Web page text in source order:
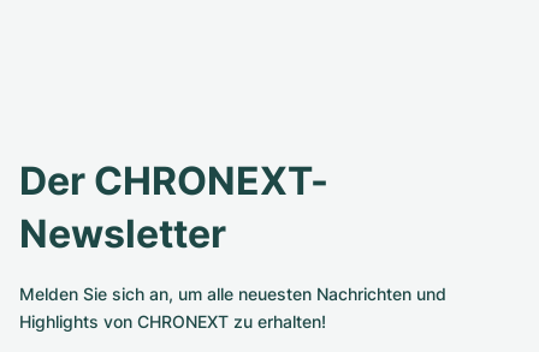
Der CHRONEXT-
Newsletter
Melden Sie sich an, um alle neuesten Nachrichten und
Highlights von CHRONEXT zu erhalten!